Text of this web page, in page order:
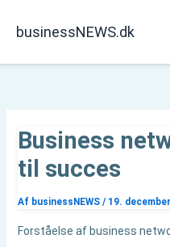
businessNEWS.dk
Business
til succes
Af businessNEWS / 19.
Forståelse af business